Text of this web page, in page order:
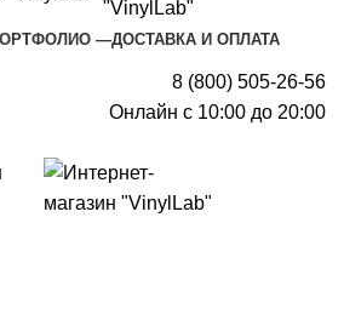
—ДОСТАВКА И ОПЛАТА
8 (800) 505-26-56
Онлайн с 10:00 до 20:00